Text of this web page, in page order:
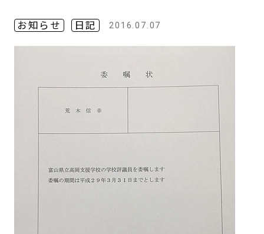
お知らせ 日記 2016.07.07